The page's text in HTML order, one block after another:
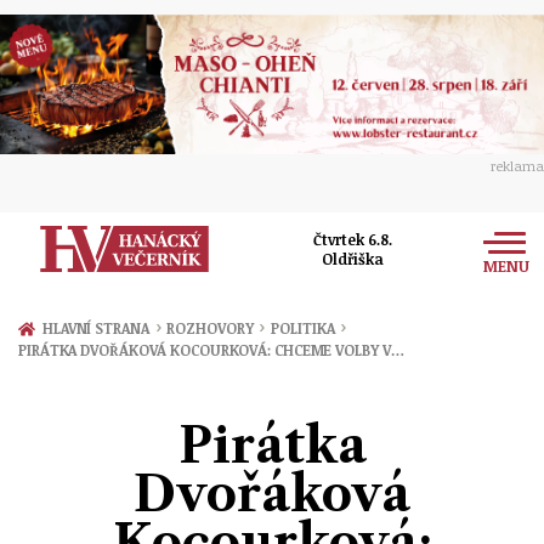
reklama
Čtvrtek 6.8.
Oldřiška
MENU
Zprávy
Společnost
HLAVNÍ STRANA › ROZHOVORY › POLITIKA ›
PIRÁTKA DVOŘÁKOVÁ KOCOURKOVÁ: CHCEME VOLBY V…
Pirátka
Dvořáková